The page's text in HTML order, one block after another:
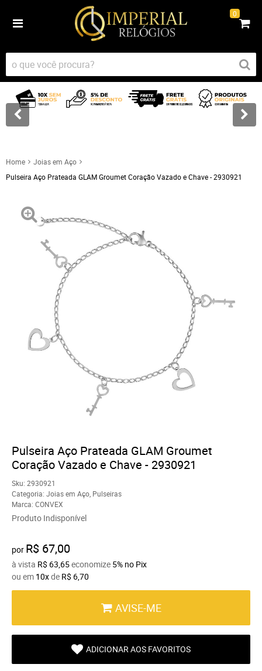
0
Home
Joias em Aço
Pulseira Aço Prateada GLAM Groumet Coração Vazado e Chave - 2930921
Pulseira Aço Prateada GLAM Groumet
Coração Vazado e Chave - 2930921
Sku: 2930921
Categoria: Joias em Aço Pulseiras
Marca: CONVEX
Produto Indisponível
por R$ 67,00
à vista R$ 63,65economize 5% no Pix
ou em 10xde R$ 6,70
AVISE-ME
ADICIONAR AOS FAVORITOS